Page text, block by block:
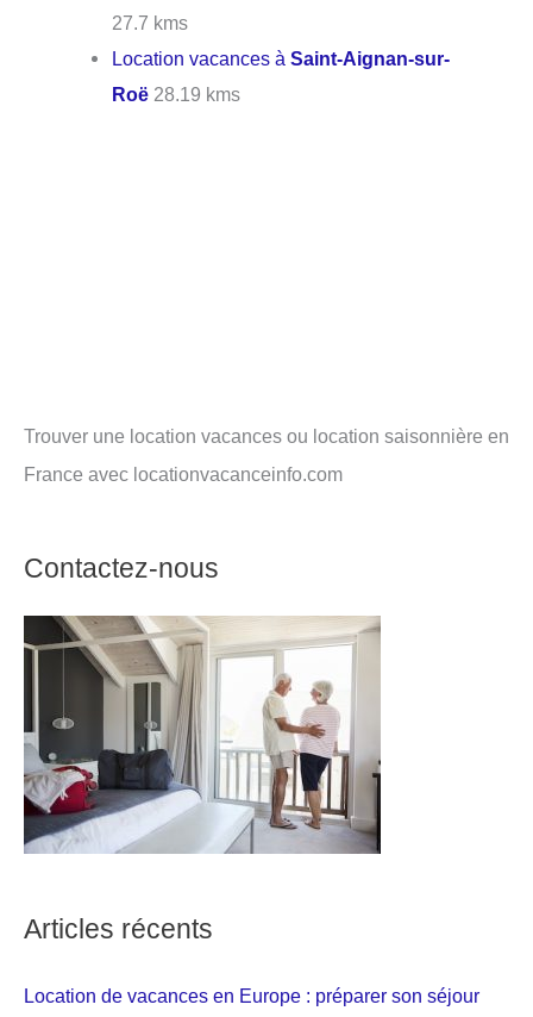
27.7 kms
Location vacances àSaint-Aignan-sur-
Roë 28.19 kms
Trouver une location vacances ou location saisonnière en
France avec locationvacanceinfo.com
Contactez-nous
Articles récents
Location de vacances en Europe : préparer son séjour